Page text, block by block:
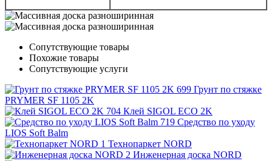
Сопутствующие товары
Похожие товары
Сопутствующие услуги
Грунт по стяжке
PRYMER SF 1105 2K
Клей SIGOL ECO 2K
Средство по уходу
LIOS Soft Balm
Технопаркет NORD
Инженерная доска NORD